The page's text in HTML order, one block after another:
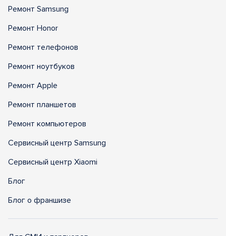
Ремонт Samsung
Ремонт Honor
Ремонт телефонов
Ремонт ноутбуков
Ремонт Apple
Ремонт планшетов
Ремонт компьютеров
Сервисный центр Samsung
Сервисный центр Xiaomi
Блог
Блог о франшизе